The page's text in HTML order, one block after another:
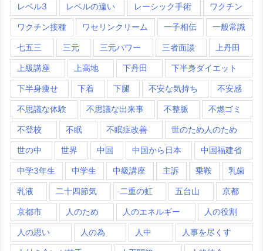
レベル3 レベルの違い レーシック手術 ワクチン
ワクチン接種 ワセリンクリーム 一子相伝 一般常識
七五三 三元 三元パワー 三者面談 上丹田
上級講座 上高地 下丹田 下半身ダイエット
下半身痩せ 下着 下腿 不安な気持ち 不安感
不思議な体験 不思議な出来事 不整脈 不燃ゴミ
不登校 不眠 不眠症改善 世のため人のため
世の中 世界 中国 中国から日本 中国福建省
中学3年生 中学生 中級講座 主訴 乗鞍 乳歯
乳液 二十四節気 二重の虹 五台山 京都
京都市 人のため 人のエネルギー 人の役割
人の思い 人の為 人中 人事を尽くす